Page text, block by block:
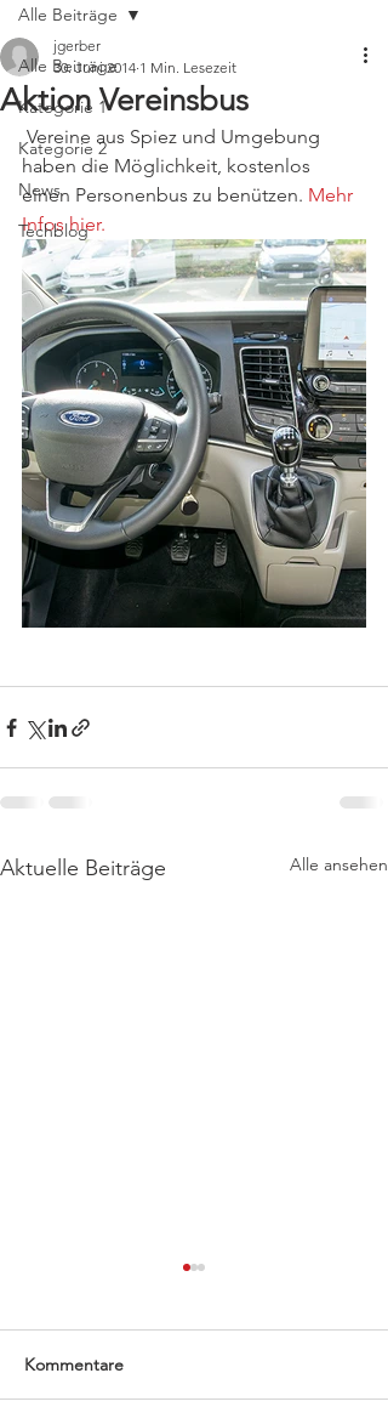
Alle Beiträge
Kategorie 1
Kategorie 2
News
Techblog
Alle Beiträge
Aktion Vereinsbus
jgerber
30. Juni 2014 1 Min. Lesezeit
Vereine aus Spiez und Umgebung
haben die Möglichkeit, kostenlos
einen Personenbus zu benützen. Mehr
Infos hier.
Aktuelle Beiträge Alle ansehen
Kommentare